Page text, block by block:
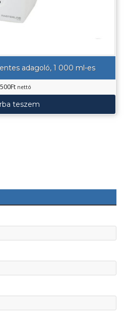
adagoló, 1 000 ml-es
Ft nettó
teszem